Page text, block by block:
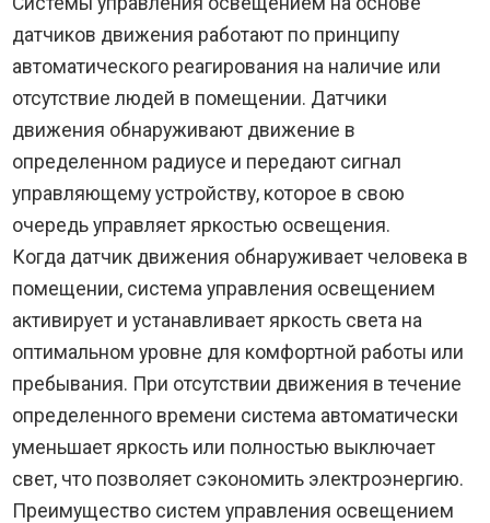
датчиков движения работают по принципу
автоматического реагирования на наличие или
отсутствие людей в помещении. Датчики
движения обнаруживают движение в
определенном радиусе и передают сигнал
управляющему устройству, которое в свою
очередь управляет яркостью освещения.
Когда датчик движения обнаруживает человека в
помещении, система управления освещением
активирует и устанавливает яркость света на
оптимальном уровне для комфортной работы или
пребывания. При отсутствии движения в течение
определенного времени система автоматически
уменьшает яркость или полностью выключает
свет, что позволяет сэкономить электроэнергию.
Преимущество систем управления освещением